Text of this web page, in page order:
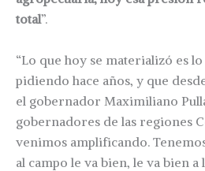
total”.
“Lo que hoy se materializó es
pidiendo hace años, y que
el gobernador Maximiliano
gobernadores de las regiones
venimos amplificando.
al campo le va bien, le va bien